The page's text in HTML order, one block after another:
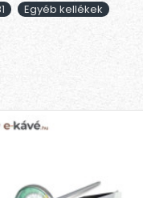
Egyéb kellékek